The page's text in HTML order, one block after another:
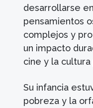
desarrollarse
pensamientos
complejos y
un impacto
cine y la cultura
Su infancia
pobreza y la